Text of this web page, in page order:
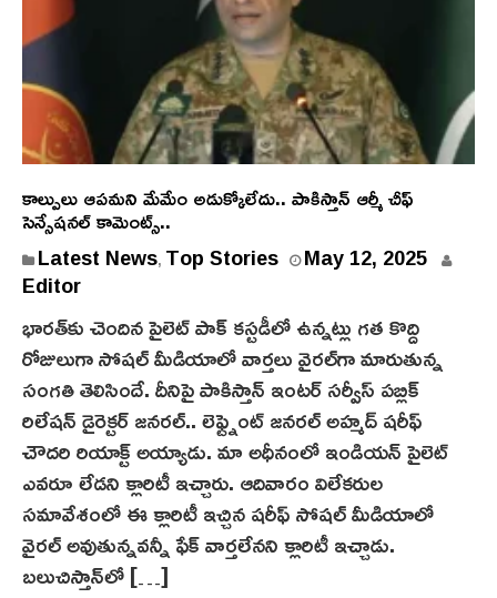
కాల్పులు ఆపమని మేమేం అడుక్కోలేదు.. పాకిస్తాన్ ఆర్మీ చీఫ్
సెన్సేషనల్ కామెంట్స్..
Latest News, Top Stories May 12, 2025
Editor
భారత్‌కు చెందిన పైలెట్ పాక్ క‌స్టడీలో ఉన్నట్లు గత కొద్ది
రోజులుగా సోషల్ మీడియాలో వార్తలు వైర‌ల్‌గా మారుతున్న
సంగతి తెలిసిందే. దీనిపై పాకిస్తాన్ ఇంటర్ సర్వీస్ పబ్లిక్
రిలేషన్ డైరెక్టర్ జనరల్.. లెఫ్ట్నెంట్ జనరల్ అహ్మద్ షరీఫ్
చౌదరి రియాక్ట్ అయ్యాడు. మా అధీనంలో ఇండియన్ పైలెట్
ఎవరూ లేడని క్లారిటీ ఇచ్చారు. ఆదివారం విలేకరుల
సమావేశంలో ఈ క్లారిటీ ఇచ్చిన షరీఫ్ సోషల్ మీడియాలో
వైరల్ అవుతున్నవన్నీ ఫేక్ వార్తలేనని క్లారిటీ ఇచ్చాడు.
బలుచిస్తాన్‌లో […]